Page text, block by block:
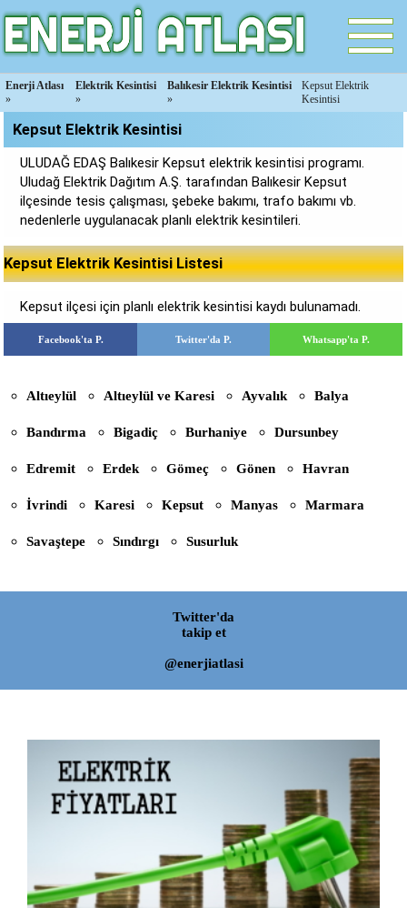
Enerji Atlası
»
Elektrik Kesintisi
»
Balıkesir Elektrik Kesintisi
»
Kepsut Elektrik
Kesintisi
Kepsut Elektrik Kesintisi
ULUDAĞ EDAŞ Balıkesir Kepsut elektrik kesintisi programı.
Uludağ Elektrik Dağıtım A.Ş. tarafından Balıkesir Kepsut
ilçesinde tesis çalışması, şebeke bakımı, trafo bakımı vb.
nedenlerle uygulanacak planlı elektrik kesintileri.
Kepsut Elektrik Kesintisi Listesi
Kepsut ilçesi için planlı elektrik kesintisi kaydı bulunamadı.
Facebook'ta P. Twitter'da P. Whatsapp'ta P.
Altıeylül Altıeylül ve Karesi Ayvalık Balya
Bandırma Bigadiç Burhaniye Dursunbey
Edremit Erdek Gömeç Gönen Havran
İvrindi Karesi Kepsut Manyas Marmara
Savaştepe Sındırgı Susurluk
Twitter'da
takip et
@enerjiatlasi